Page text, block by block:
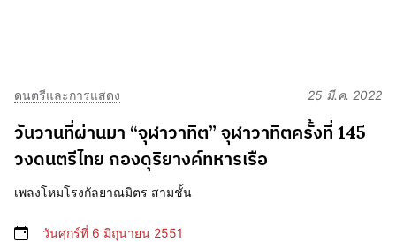
ดนตรีและการแสดง 25 มี.ค. 2022
วันวานที่ผ่านมา “จุฬาวาทิต” จุฬาวาทิตครั้งที่ 145
วงดนตรีไทย กองดุริยางค์ทหารเรือ
เพลงโหมโรงกัลยาณมิตร สามชั้น
วันศุกร์ที่ 6 มิถุนายน 2551